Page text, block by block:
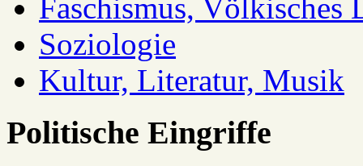
Faschismus, Völkisches
Soziologie
Kultur, Literatur, Musik
Politische Eingriffe